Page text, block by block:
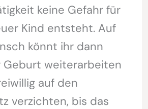
keine Gefahr für
Kind entsteht. Auf
könnt ihr dann
Geburt weiterarbeiten
auf den
verzichten, bis das